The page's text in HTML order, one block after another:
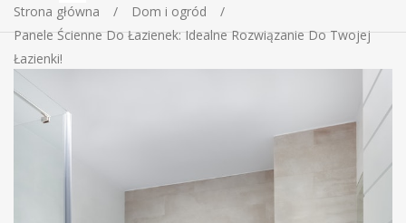
Strona główna
Dom i ogród
Panele Ścienne Do Łazienek: Idealne Rozwiązanie Do Twojej
Łazienki!